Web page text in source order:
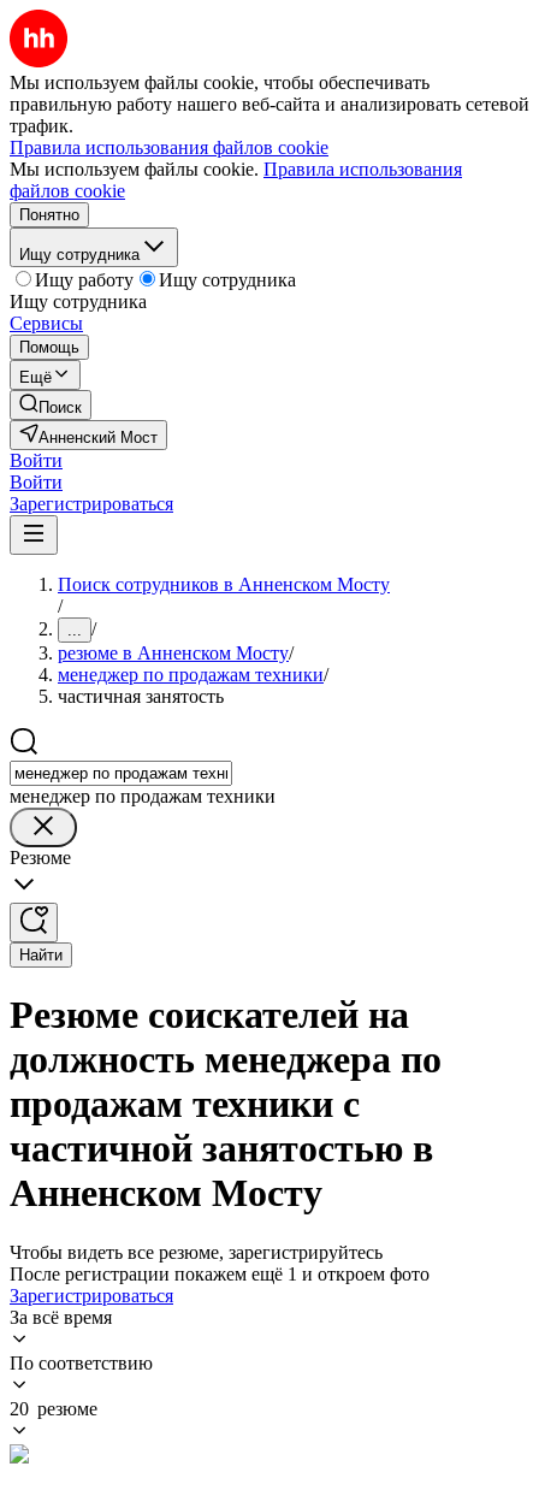
Мы используем файлы cookie, чтобы обеспечивать
правильную работу нашего веб-сайта и анализировать сетевой
трафик.
Правила использования файлов cookie
Мы используем файлы cookie. Правила использования
файлов cookie
Понятно
Ищу сотрудника
Ищу работу
Ищу сотрудника
Ищу сотрудника
Сервисы
Помощь
Ещё
Поиск
Анненский Мост
Войти
Войти
Зарегистрироваться
Поиск сотрудников в Анненском Мосту
/
... /
резюме в Анненском Мосту/
менеджер по продажам техники/
частичная занятость
менеджер по продажам техники
Резюме
Найти
Резюме соискателей на
должность менеджера по
продажам техники с
частичной занятостью в
Анненском Мосту
Чтобы видеть все резюме, зарегистрируйтесь
После регистрации покажем ещё 1 и откроем фото
Зарегистрироваться
За всё время
По соответствию
20 резюме